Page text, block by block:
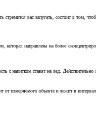
вас запугать, состоит в том,
которая направлена на более
напитком ставят на лед.
измеряемого объекта и лежит в